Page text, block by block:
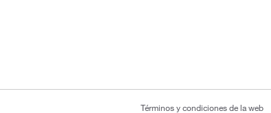
Términos y condiciones de la web